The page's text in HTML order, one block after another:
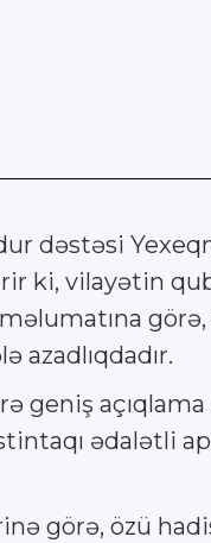
dəstəsi
ki, vilayətin
geniş
ədalətli
görə, özü